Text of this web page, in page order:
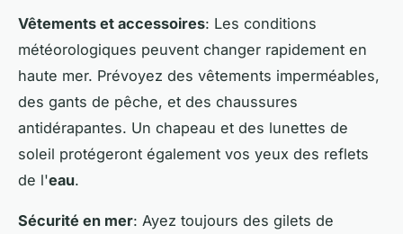
Vêtements et accessoires: Les conditions
météorologiques peuvent changer rapidement en
haute mer. Prévoyez des vêtements imperméables,
des gants de pêche, et des chaussures
antidérapantes. Un chapeau et des lunettes de
soleil protégeront également vos yeux des reflets
de l'eau.
Sécurité en mer: Ayez toujours des gilets de